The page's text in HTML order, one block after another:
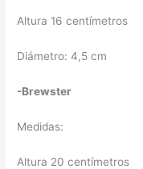
Altura 16 centímetros
Diámetro: 4,5 cm
-Brewster
Medidas:
Altura 20 centímetros